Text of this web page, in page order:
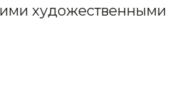
художественными